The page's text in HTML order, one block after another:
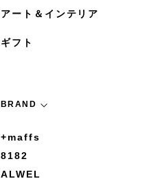
アート＆インテリア
ギフト
BRAND
+maffs
8182
ALWEL